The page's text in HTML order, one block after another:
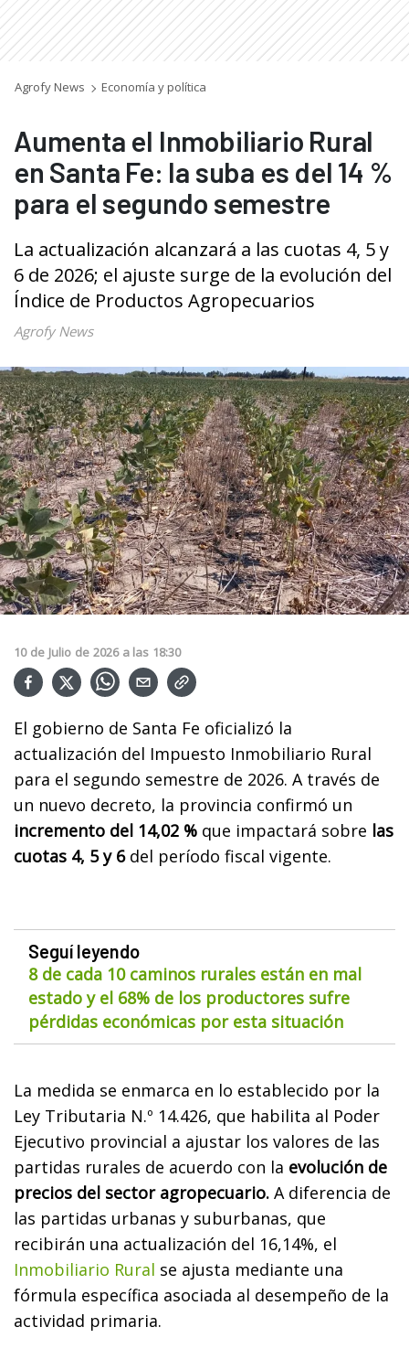
Agrofy News Economía y política
Aumenta el Inmobiliario Rural
en Santa Fe: la suba es del 14 %
para el segundo semestre
La actualización alcanzará a las cuotas 4, 5 y
6 de 2026; el ajuste surge de la evolución del
Índice de Productos Agropecuarios
Agrofy News
10 de Julio de 2026 a las 18:30
El gobierno de Santa Fe oficializó la
actualización del Impuesto Inmobiliario Rural
para el segundo semestre de 2026. A través de
un nuevo decreto, la provincia confirmó un
incremento del 14,02 % que impactará sobre las
cuotas 4, 5 y 6del período fiscal vigente.
Seguí leyendo
8 de cada 10 caminos rurales están en mal
estado y el 68% de los productores sufre
pérdidas económicas por esta situación
La medida se enmarca en lo establecido por la
Ley Tributaria N.º 14.426, que habilita al Poder
Ejecutivo provincial a ajustar los valores de las
partidas rurales de acuerdo con la evolución de
precios del sector agropecuario. A diferencia de
las partidas urbanas y suburbanas, que
recibirán una actualización del 16,14%, el
Inmobiliario Rural se ajusta mediante una
fórmula específica asociada al desempeño de la
actividad primaria.